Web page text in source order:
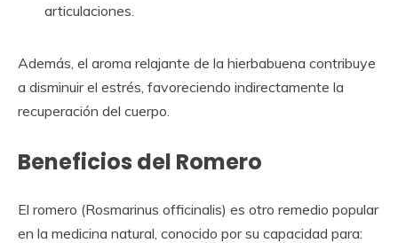
articulaciones.
Además, el aroma relajante de la hierbabuena contribuye
a disminuir el estrés, favoreciendo indirectamente la
recuperación del cuerpo.
Beneficios del Romero
El romero (Rosmarinus officinalis) es otro remedio popular
en la medicina natural, conocido por su capacidad para: